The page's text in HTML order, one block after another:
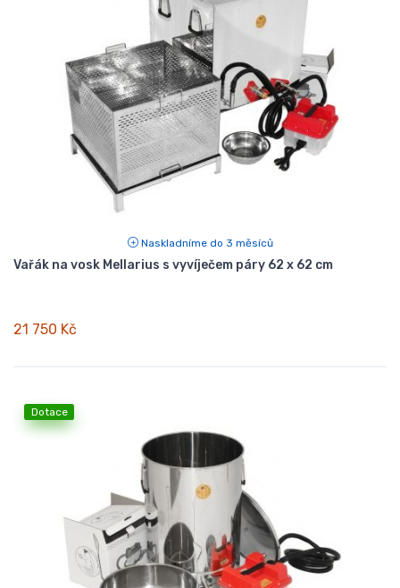
Naskladníme do 3 měsíců
Vařák na vosk Mellarius s vyvíječem páry 62 x 62 cm
21 750 Kč
Dotace